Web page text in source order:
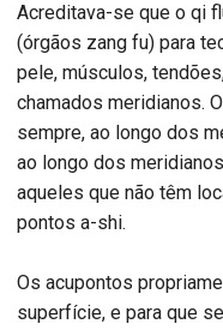
Acreditava-se que o qi
(órgãos zang fu) para
pele, músculos,
chamados meridianos.
sempre, ao longo dos
ao longo dos
aqueles que não têm
pontos a-shi.
Os acupontos
superfície, e para que